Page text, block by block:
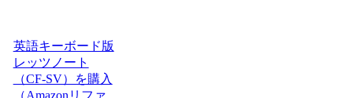
英語キーボード版
レッツノート
（CF-SV）を購入